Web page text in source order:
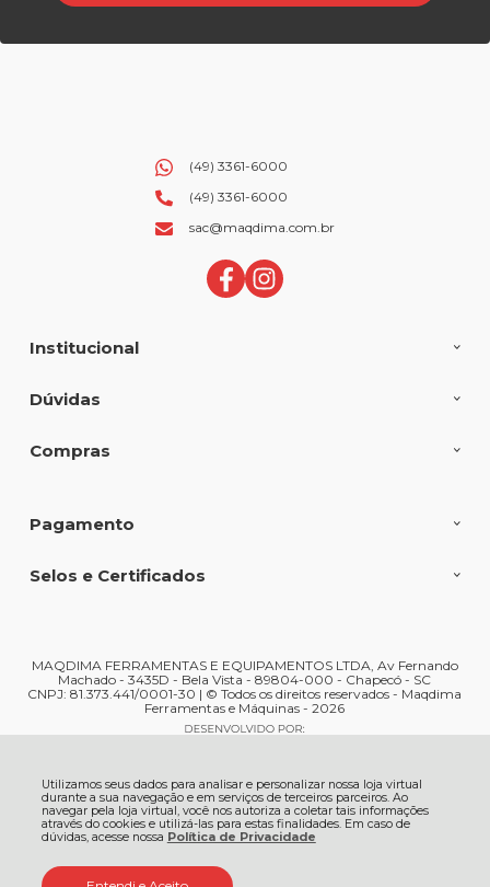
Utilizamos seus dados para analisar e personalizar nossa loja virtual
durante a sua navegação e em serviços de terceiros parceiros. Ao
navegar pela loja virtual, você nos autoriza a coletar tais informações
através do cookies e utilizá-las para estas finalidades. Em caso de
dúvidas, acesse nossa Política de Privacidade
Institucional
Dúvidas
Compras
(49) 3361-6000
(49) 3361-6000
sac@maqdima.com.br
Pagamento
Selos e Certificados
MAQDIMA FERRAMENTAS E EQUIPAMENTOS LTDA, Av Fernando
Machado - 3435D - Bela Vista - 89804-000 - Chapecó - SC
CNPJ: 81.373.441/0001-30 | © Todos os direitos reservados - Maqdima
Ferramentas e Máquinas - 2026